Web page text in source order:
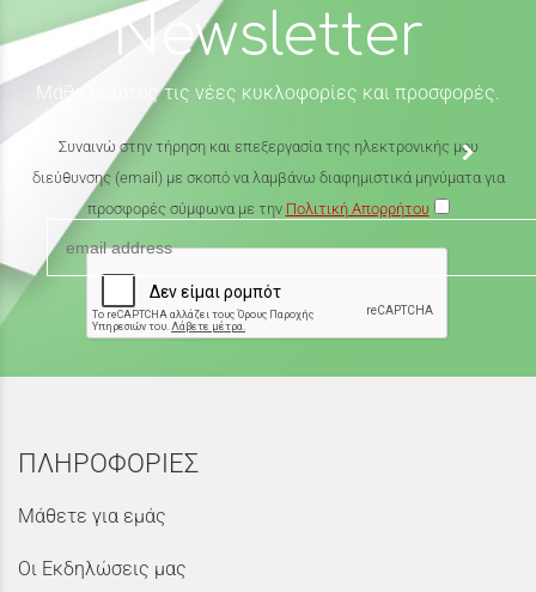
Newsletter
Μάθε πρώτος τις νέες κυκλοφορίες και προσφορές.
Συναινώ στην τήρηση και επεξεργασία της ηλεκτρονικής μου
διεύθυνσης (email) με σκοπό να λαμβάνω διαφημιστικά μηνύματα για
προσφορές σύμφωνα με την Πολιτική Απορρήτου
ΠΛΗΡΟΦΟΡΙΕΣ
Μάθετε για εμάς
Οι Εκδηλώσεις μας